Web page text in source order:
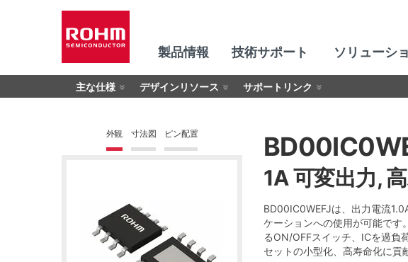
製品情報 技術サポート ソリューシ
主な仕様 デザインリソース サポートリンク
外観 寸法図 ピン配置
1A 可変出力,
BD00IC0WEFJは、出力電流
ケーションへの使用が可能です
るON/OFFスイッチ、ICを過負
セットの小型化、高寿命化に貢